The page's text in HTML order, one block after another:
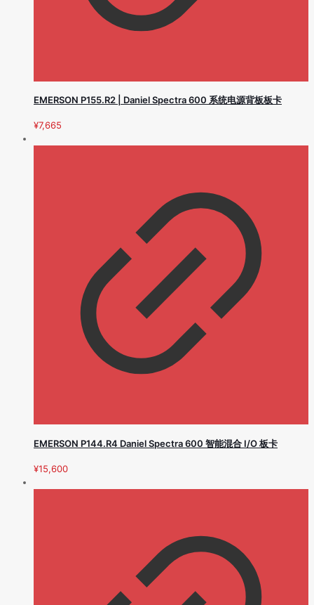
EMERSON P155.R2 | Daniel Spectra 600 系统电源背板板卡
¥7,665
EMERSON P144.R4 Daniel Spectra 600 智能混合 I/O 板卡
¥15,600